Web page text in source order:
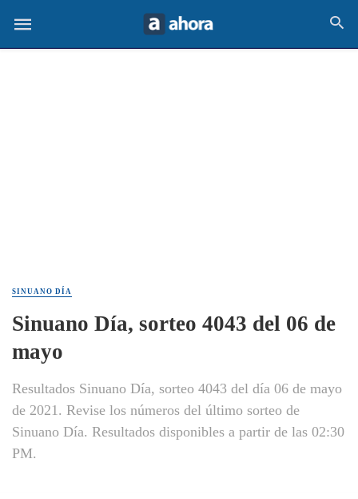
SINUANO DÍA
Sinuano Día, sorteo 4043 del 06 de
mayo
Resultados Sinuano Día, sorteo 4043 del día 06 de mayo
de 2021. Revise los números del último sorteo de
Sinuano Día. Resultados disponibles a partir de las 02:30
PM.